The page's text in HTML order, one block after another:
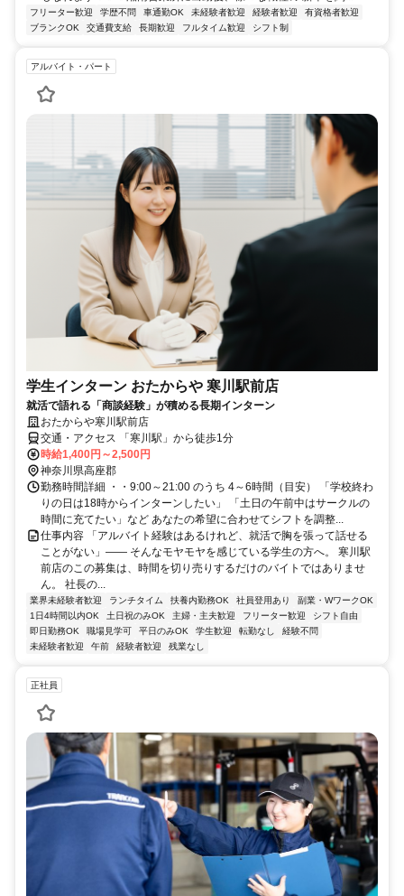
フリーター歓迎 学歴不問 車通勤OK 未経験者歓迎 経験者歓迎
有資格者歓迎
ブランクOK
交通費支給 長期歓迎 フルタイム歓迎 シフト制
アルバイト・パート
学生インターン おたからや 寒川駅前店
就活で語れる「商談経験」が積める長期インターン
おたからや寒川駅前店
交通・アクセス 「寒川駅」から徒歩1分
時給1,400円～2,500円
神奈川県高座郡
勤務時間詳細 ・・9:00～21:00 のうち 4～6時間（目安） 「学校終わ
りの日は18時からインターンしたい」 「土日の午前中はサークルの
時間に充てたい」など あなたの希望に合わせてシフトを調整...
仕事内容 「アルバイト経験はあるけれど、就活で胸を張って話せる
ことがない」—— そんなモヤモヤを感じている学生の方へ。 寒川駅
前店のこの募集は、時間を切り売りするだけのバイトではありませ
ん。 社長の...
業界未経験者歓迎 ランチタイム 扶養内勤務OK 社員登用あり
副業・WワークOK
1日4時間以内OK
土日祝のみOK 主婦・主夫歓迎 フリーター歓迎
シフト自由
即日勤務OK
職場見学可 平日のみOK 学生歓迎 転勤なし
経験不問
未経験者歓迎
午前 経験者歓迎 残業なし
正社員